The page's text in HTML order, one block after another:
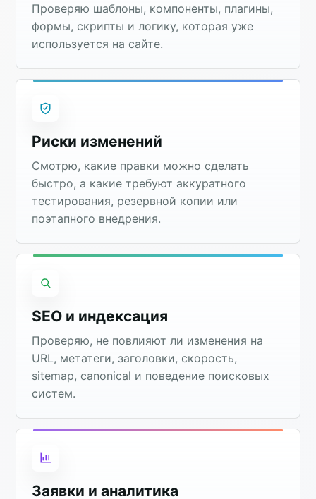
Проверяю шаблоны, компоненты, плагины,
формы, скрипты и логику, которая уже
используется на сайте.
Риски изменений
Смотрю, какие правки можно сделать
быстро, а какие требуют аккуратного
тестирования, резервной копии или
поэтапного внедрения.
SEO и индексация
Проверяю, не повлияют ли изменения на
URL, метатеги, заголовки, скорость,
sitemap, canonical и поведение поисковых
систем.
Заявки и аналитика